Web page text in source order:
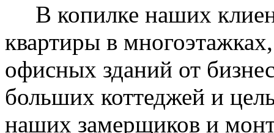
В копилке наших
квартиры в
офисных зданий от
больших коттеджей и
наших замерщиков и